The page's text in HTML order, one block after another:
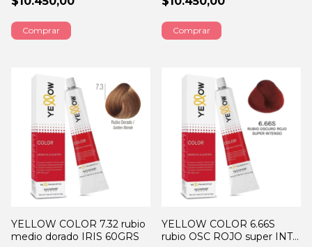
YELLOW COLOR 7.32 rubio
medio dorado IRIS 60GRS
YELLOW COLOR 6.66S
rubio OSC ROJO super INT